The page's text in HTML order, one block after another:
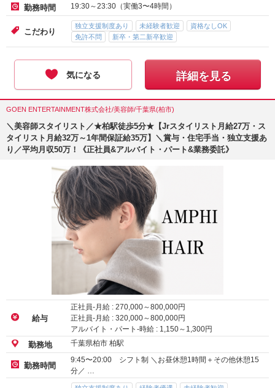
勤務時間 19:30～23:30（実働3〜4時間）
こだわり
独立支援制度あり 未経験者歓迎
資格なしOK
免許不問
新卒・第二新卒歓迎
気になる 詳細を見る
GOEN ENTERTAINMENT株式会社/美容師/千葉県(柏市)
＼美容師スタイリスト／★柏駅徒歩5分★【Jrスタイリスト月給27万・ス
タイリスト月給32万～1年間保証給35万】＼賞与・住宅手当・独立支援あ
り／平均月収50万！《正社員&アルバイト・パート&業務委託》
給与
正社員-月給 : 270,000～800,000円
正社員-月給 : 320,000～800,000円
アルバイト・パート-時給 : 1,150～ 1,300円
勤務地 千葉県柏市 柏駅
勤務時間
9:45〜20:00 シフト制 ＼お昼休憩1時間＋その他休憩15
分／ …